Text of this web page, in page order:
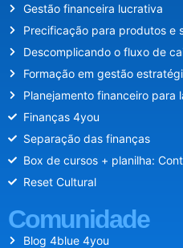
Gestão financeira lucrativa
Precificação para produtos e
Descomplicando o fluxo de
Formação em gestão
Planejamento financeiro para
Finanças 4you
Separação das finanças
Box de cursos + planilha:
Reset Cultural
Comunidade
Blog 4blue 4you